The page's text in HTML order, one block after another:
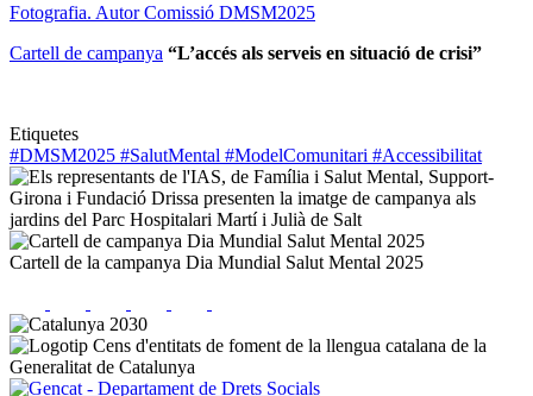
Fotografia. Autor Comissió DMSM2025
Cartell de campanya “L’accés als serveis en situació de crisi”
Etiquetes
#DMSM2025 #SalutMental #ModelComunitari #Accessibilitat
Cartell de la campanya Dia Mundial Salut Mental 2025